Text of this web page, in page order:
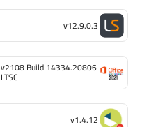
v12.9.0.3
v2108 Build 14334.20806
LTSC
v1.4.12